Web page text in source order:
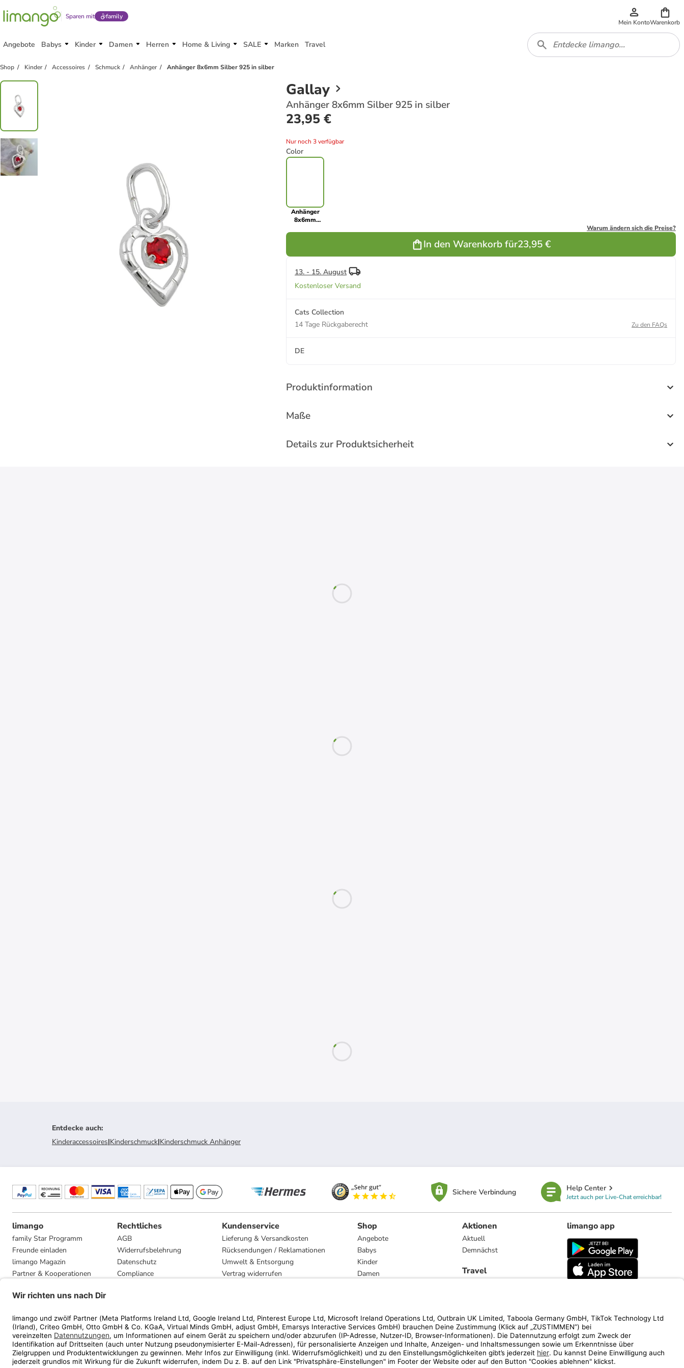
Sparen mit family
Mein KontoWarenkorb
Angebote Babys Kinder Damen Herren Home & Living SALE Marken Travel
Shop Kinder Accessoires Schmuck Anhänger Anhänger 8x6mm Silber 925 in silber
Gallay
Anhänger 8x6mm Silber 925 in silber
23,95 €
Nur noch 3 verfügbar
Color
Anhänger
8x6mm
Warum ändern sich die Preise?
In den Warenkorb für23,95 €
13. - 15. August
Kostenloser Versand
Cats Collection
14 Tage Rückgaberecht
Zu den FAQs
DE
Produktinformation
Maße
Details zur Produktsicherheit
Entdecke auch:
Kinderaccessoires|Kinderschmuck|Kinderschmuck Anhänger
Sichere Verbindung Help Center
Jetzt auch per Live-Chat erreichbar!
limango
family Star Programm
Freunde einladen
limango Magazin
Partner & Kooperationen
Presse
Rechtliches
AGB
Widerrufsbelehrung
Datenschutz
Compliance
Kundenservice
Lieferung & Versandkosten
Rücksendungen / Reklamationen
Umwelt & Entsorgung
Vertrag widerrufen
Shop
Angebote
Babys
Kinder
Damen
Marken
Aktionen
Aktuell
Demnächst
Travel
limango app
limango.nl limango.pl